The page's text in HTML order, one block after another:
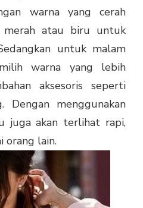
warna yang cerah
merah atau biru untuk
untuk malam
warna yang lebih
aksesoris seperti
Dengan menggunakan
juga akan terlihat rapi,
orang lain.